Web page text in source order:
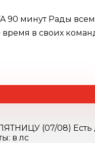
90 минут Рады
в своих
(07/08) Есть
в лс